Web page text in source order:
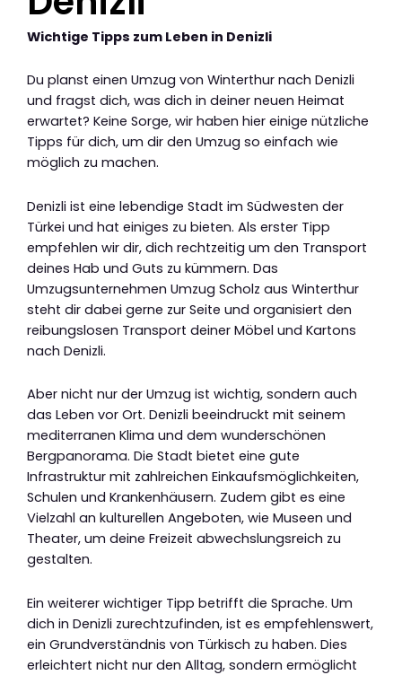
Wichtige Tipps zum Leben in Denizli
Du planst einen Umzug von Winterthur nach Denizli
und fragst dich, was dich in deiner neuen Heimat
erwartet? Keine Sorge, wir haben hier einige nützliche
Tipps für dich, um dir den Umzug so einfach wie
möglich zu machen.
Denizli ist eine lebendige Stadt im Südwesten der
Türkei und hat einiges zu bieten. Als erster Tipp
empfehlen wir dir, dich rechtzeitig um den Transport
deines Hab und Guts zu kümmern. Das
Umzugsunternehmen Umzug Scholz aus Winterthur
steht dir dabei gerne zur Seite und organisiert den
reibungslosen Transport deiner Möbel und Kartons
nach Denizli.
Aber nicht nur der Umzug ist wichtig, sondern auch
das Leben vor Ort. Denizli beeindruckt mit seinem
mediterranen Klima und dem wunderschönen
Bergpanorama. Die Stadt bietet eine gute
Infrastruktur mit zahlreichen Einkaufsmöglichkeiten,
Schulen und Krankenhäusern. Zudem gibt es eine
Vielzahl an kulturellen Angeboten, wie Museen und
Theater, um deine Freizeit abwechslungsreich zu
gestalten.
Ein weiterer wichtiger Tipp betrifft die Sprache. Um
dich in Denizli zurechtzufinden, ist es empfehlenswert,
ein Grundverständnis von Türkisch zu haben. Dies
erleichtert nicht nur den Alltag, sondern ermöglicht